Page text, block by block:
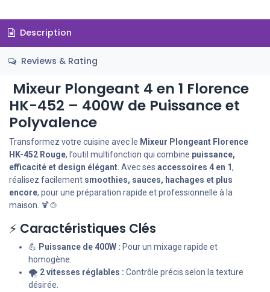
Description
Reviews & Rating
Mixeur Plongeant 4 en 1 Florence
HK-452 – 400W de Puissance et
Polyvalence
Transformez votre cuisine avec le Mixeur Plongeant Florence
HK-452 Rouge, l’outil multifonction qui combine puissance,
efficacité et design élégant . Avec ses accessoires 4 en 1,
réalisez facilement smoothies, sauces, hachages et plus
encore, pour une préparation rapide et professionnelle à la
maison. 🍹🍲
⚡ Caractéristiques Clés
💪 Puissance de 400W : Pour un mixage rapide et
homogène.
🌪️ 2 vitesses réglables : Contrôle précis selon la texture
désirée.